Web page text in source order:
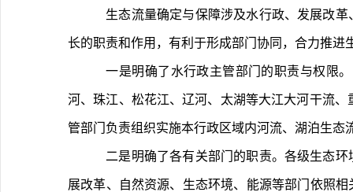
长的职责和作用，有利于形成部门协同，合力推进
	一是明确了水行政主管部门的职责与权限。《办法》规定，水利部负责组织全国河流、湖泊生态流量管理工作；各流域管理机构负责组织实施长江、黄河、淮河、海
河、珠江、松花江、辽河、太湖等大江大河干流
管部门负责组织实施本行政区域内河流、湖泊生态
展改革、自然资源、生态环境、能源等部门依照